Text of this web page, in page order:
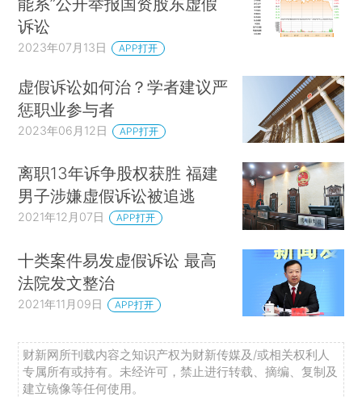
诉讼
2023年07月13日 APP打开
虚假诉讼如何治？学者建议严
惩职业参与者
2023年06月12日 APP打开
离职13年诉争股权获胜 福建
男子涉嫌虚假诉讼被追逃
2021年12月07日 APP打开
十类案件易发虚假诉讼 最高
法院发文整治
2021年11月09日 APP打开
财新网所刊载内容之知识产权为财新传媒及/或相关权利人
专属所有或持有。未经许可，禁止进行转载、摘编、复制及
建立镜像等任何使用。